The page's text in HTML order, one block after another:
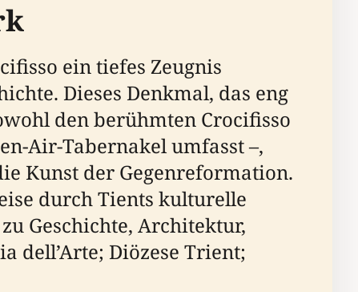
ein tiefes Zeugnis
Dieses Denkmal, das eng
den berühmten Crocifisso
Air-Tabernakel umfasst –,
Kunst der Gegenreformation.
durch Tients kulturelle
Geschichte, Architektur,
dell’Arte; Diözese Trient;